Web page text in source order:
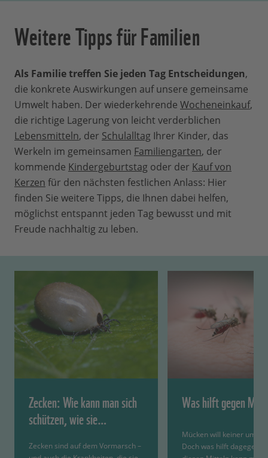
Weitere Tipps für Familien
Als Familie treffen Sie jeden Tag Entscheidungen,
die konkrete Auswirkungen auf unsere gemeinsame
Umwelt haben. Der wiederkehrende Wocheneinkauf,
die richtige Lagerung von leicht verderblichen
Lebensmitteln, der Schulalltag Ihrer Kinder, das
Werkeln im gemeinsamen Familiengarten, der
kommende Kindergeburtstag oder der Kauf von
Kerzen für den nächsten festlichen Anlass: Hier
finden Sie weitere Tipps, die Ihnen dabei helfen,
möglichst entspannt jeden Tag bewusst und mit
Freude nachhaltig zu leben.
Zecken: Wie kann man sich
schützen, wie sie…
Zecken sind auf dem Vormarsch –
Was hilft gegen
Mücken will keiner um
Doch was hilft dagegen?